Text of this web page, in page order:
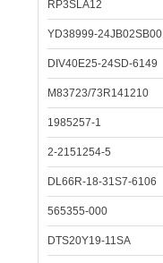
RP3SLA12
YD38999-24JB02SB00
DIV40E25-24SD-6149
M83723/73R141210
1985257-1
2-2151254-5
DL66R-18-31S7-6106
565355-000
DTS20Y19-11SA